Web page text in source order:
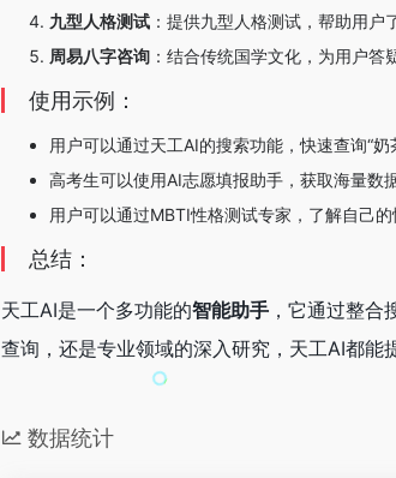
九型人格测试：提供九型人格测试，帮助用户
周易八字咨询：结合传统国学文化，为用户答
使用示例：
用户可以通过天工AI的搜索功能，快速查询“奶
高考生可以使用AI志愿填报助手，获取海量数
用户可以通过MBTI性格测试专家，了解自己
总结：
天工AI是一个多功能的智能助手，它通过整合
查询，还是专业领域的深入研究，天工AI都能
数据统计